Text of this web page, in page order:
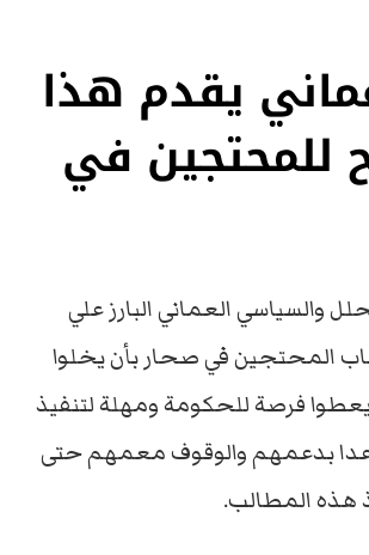
يقدم هذا
للمحتجين في
والسياسي العماني البارز علي
المحتجين في صحار بأن يخلوا
فرصة للحكومة ومهلة لتنفيذ
بدعمهم والوقوف معمهم حتى
هذه المطالب.